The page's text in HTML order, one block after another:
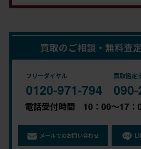
買取のご相談・無料査
フリーダイヤル
0120-971-794
買取鑑定
電話受付時間 10：00～17
メールでのお問い合わせ